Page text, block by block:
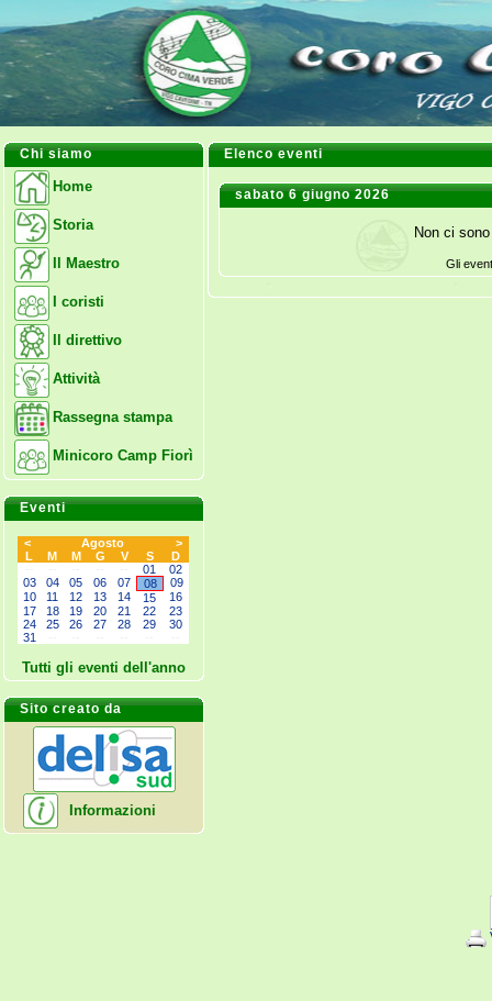
Chi siamo
Home
Storia
Il Maestro
I coristi
Il direttivo
Attività
Rassegna stampa
Minicoro Camp Fiorì
Eventi
< Agosto
>
L
M M G V S
D
01
02
03
04 05 06 07 08
09
10
11 12 13 14 15
16
17
18 19 20 21 22
23
24
25 26 27 28 29
30
31
Tutti gli eventi dell'anno
Sito creato da
Informazioni
Elenco eventi
sabato 6 giugno 2026
Non ci
Gli